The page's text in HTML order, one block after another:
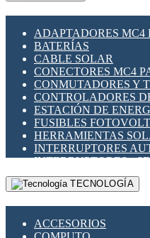
ADAPTADORES MC4
BATERÍAS
CABLE SOLAR
CONECTORES MC4
CONMUTADORES Y
CONTROLADORES
ESTACIÓN DE
FUSIBLES
HERRAMIENTAS
INTERRUPTORES
INTERRUPTORES -
FOTOVOLTÁICOS
MONTAJE PANEL
SUPRESOR DE
TECNOLOGÍA
ACCESORIOS